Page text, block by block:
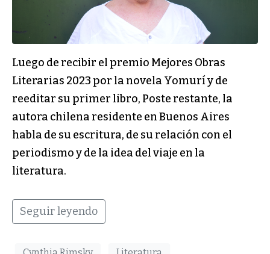
Luego de recibir el premio Mejores Obras
Literarias 2023 por la novela Yomurí y de
reeditar su primer libro, Poste restante, la
autora chilena residente en Buenos Aires
habla de su escritura, de su relación con el
periodismo y de la idea del viaje en la
literatura.
Seguir leyendo